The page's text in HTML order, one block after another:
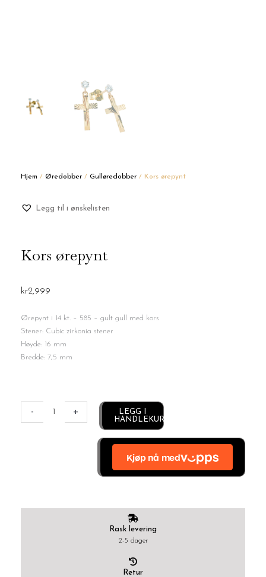
Hjem / Øredobber / Gulløredobber / Kors ørepynt
Legg til i ønskelisten
Kors ørepynt
kr2,999
Ørepynt i 14 kt. – 585 – gult gull med kors
Stener: Cubic zirkonia stener
Høyde: 16 mm
Bredde: 7,5 mm
-
antall
+
LEGG I
HANDLEKURV
Rask levering
2-5 dager
Retur